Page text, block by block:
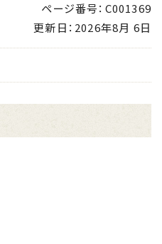
ページ番号：C001369
更新日： 2026年8月 6日